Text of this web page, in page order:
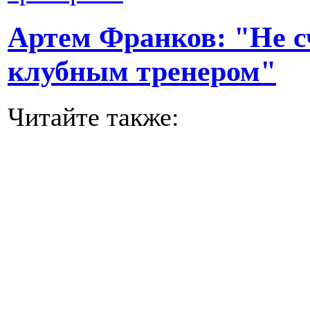
Артем Франков: "Не
клубным тренером"
Читайте также: